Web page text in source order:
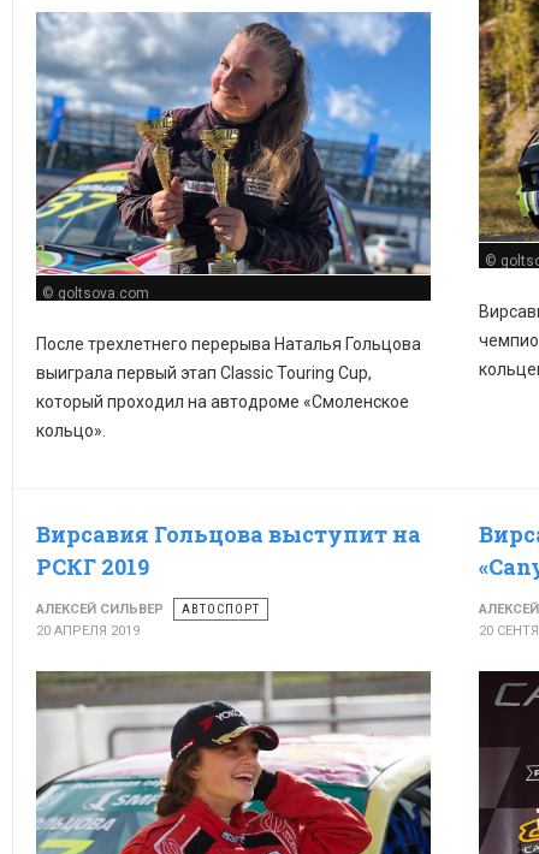
© goltsova.com
После трехлетнего перерыва Наталья Гольцова
выиграла первый этап Classic Touring Cup,
который проходил на автодроме «Смоленское
кольцо»
©
Вирсавия Гольцова выступит на
РСКГ 2019
АЛЕКСЕЙ СИЛЬВЕР
АВТОСПОРТ
20 АПРЕЛЯ 2019
20